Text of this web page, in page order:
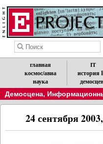
главная
космос/авиа
наука
IT
история
Демосцена,
24 сентября